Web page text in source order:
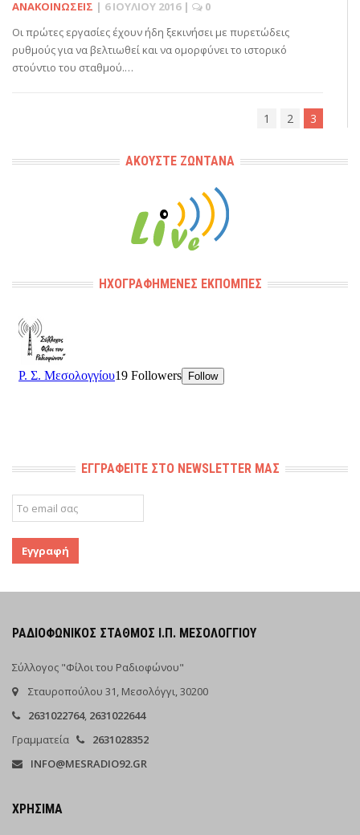
ΑΝΑΚΟΙΝΏΣΕΙΣ | 6 ΙΟΥΛΊΟΥ 2016 |
0
Οι πρώτες εργασίες έχουν ήδη ξεκινήσει με πυρετώδεις
ρυθμούς για να βελτιωθεί και να ομορφύνει το ιστορικό
στούντιο του σταθμού.…
1 2 3
ΑΚΟΎΣΤΕ ΖΩΝΤΑΝΆ
ΗΧΟΓΡΑΦΗΜΈΝΕΣ ΕΚΠΟΜΠΈΣ
ΕΓΓΡΑΦΕΊΤΕ ΣΤΟ NEWSLETTER ΜΑΣ
ΡΑΔΙΟΦΩΝΙΚΌΣ ΣΤΑΘΜΌΣ Ι.Π. ΜΕΣΟΛΟΓΓΊΟΥ
Σύλλογος "Φίλοι του Ραδιοφώνου"
Σταυροπούλου 31, Μεσολόγγι, 30200
2631022764, 2631022644
Γραμματεία
2631028352
INFO@MESRADIO92.GR
ΧΡΉΣΙΜΑ